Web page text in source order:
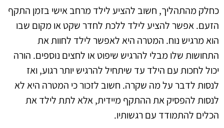
כחלק מהתהליך, חשוב להציע לילד מרחב אישי בזמן התקף
הזעם. אפשר להציע לילד ללכת לחדר שקט או מקום שבו
הוא מרגיש נוח. המטרה היא לאפשר לילד לחוות את
התחושות שלו מבלי להרגיש שיפוט או לחצים נוספים. הורה
יכול לחכות עם הילד עד שיתחיל להרגיש יותר רגוע, ואז
לנסות לדבר על מה שקרה. חשוב לזכור כי המטרה היא לא
לנסות להפסיק את ההתקף מיידית, אלא לתת לילד את
הכלים להתמודד עם רגשותיו.